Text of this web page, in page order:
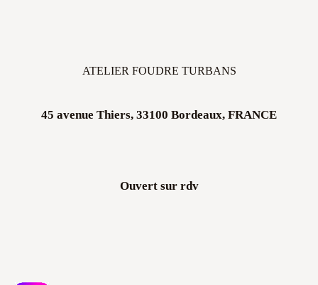
ATELIER FOUDRE TURBANS
45 avenue Thiers, 33100 Bordeaux, FRANCE
Ouvert sur rdv